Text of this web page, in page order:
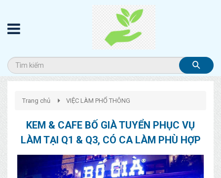
Trang chủ VIỆC LÀM PHỔ THÔNG
KEM & CAFE BỐ GIÀ TUYỂN PHỤC VỤ
LÀM TẠI Q1 & Q3, CÓ CA LÀM PHÙ HỢP